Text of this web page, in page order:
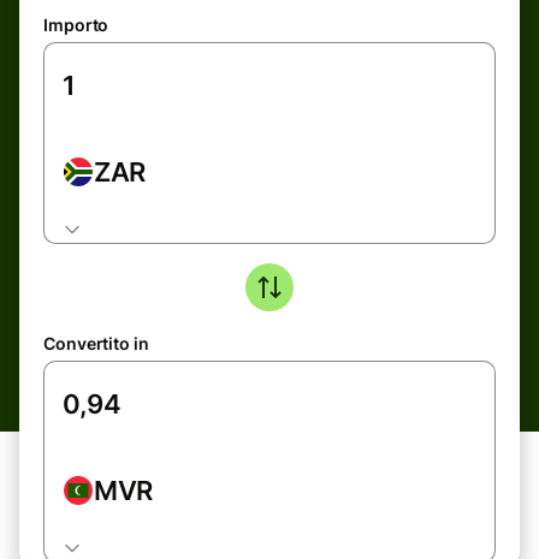
Importo
ZAR
Convertito in
MVR